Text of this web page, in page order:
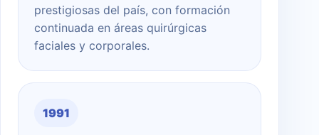
prestigiosas del país, con formación
continuada en áreas quirúrgicas
faciales y corporales.
1991